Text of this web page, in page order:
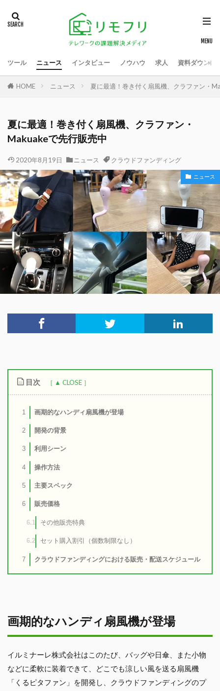
ツール ニュース インタビュー ノウハウ 求人 資料ダウンロ
HOME ニュース 夏に最適！巻き付く扇風機、クラファン・
夏に最適！巻き付く扇風機、クラファン・
Makuakeで先行販売中
2020年8月19日 ニュース クラウドファンディング
ニュース
目次
1 画期的なハンディ扇風機が登場
2 開発の背景
3 利用シーン
4 操作方法
5 主要スペック
6 販売価格
6.1 その他販売特典
6.2 セット購入割引（個数制限なし）
7 クラウドファンディングにおける販売・配送スケジュール
画期的なハンディ扇風機が登場
イルミナーレ株式会社はこのたび、バッグや日傘、また小物
などに柔軟に装着できて、どこでも涼しい風を送る扇風機
「くるピタファン」を開発し、クラウドファンディングのプ